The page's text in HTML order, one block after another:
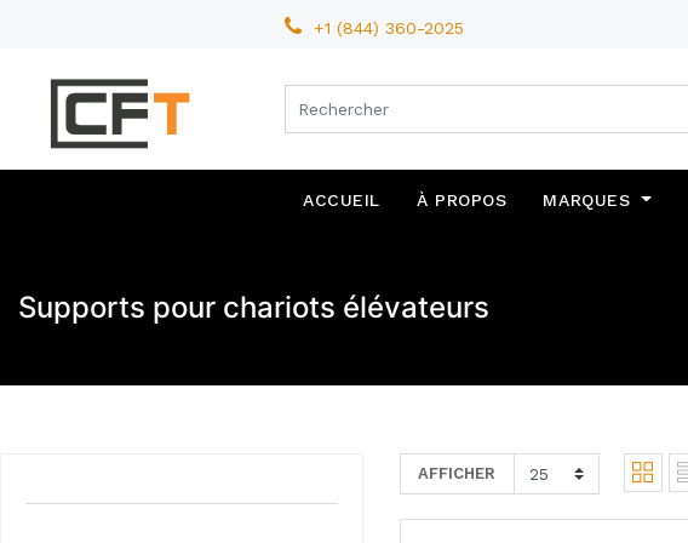
+1 (844) 360-2025
ACCUEIL À PROPOS MARQUES
Supports pour chariots élévateurs
AFFICHER